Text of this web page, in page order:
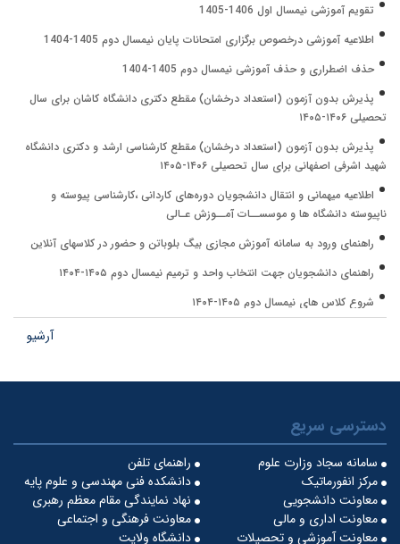
تقویم آموزشی نیمسال اول 1406-1405
اطلاعیه آموزشی درخصوص برگزاری امتحانات پایان نیمسال دوم 1405-1404
حذف اضطراری و حذف آموزشی نیمسال دوم 1405-1404
پذیرش بدون آزمون (استعداد درخشان) مقطع دکتری دانشگاه کاشان برای سال
تحصیلی ۱۴۰۶-۱۴۰۵
پذیرش بدون آزمون (استعداد درخشان) مقطع کارشناسی ارشد و دکتری دانشگاه
شهید اشرفی اصفهانی برای سال تحصیلی ۱۴۰۶-۱۴۰۵
اطلاعیه میهمانی و انتقال دانشجویان دوره‌های کاردانی ،کارشناسی پیوسته و
ناپیوسته دانشگاه ها و موسســات آمــوزش عـالی
راهنمای ورود به سامانه آموزش مجازی بیگ بلوباتن و حضور در کلاسهای آنلاین
راهنمای دانشجویان جهت انتخاب واحد و ترمیم نیمسال دوم ۱۴۰۵-۱۴۰۴
شروع کلاس های نیمسال دوم ۱۴۰۵-۱۴۰۴
فراخوان شرکت در مرحله غیرمتمرکز سی و یکمین المپیاد علمی دانشجویی کشور در
پذیرش بدون آزمون (استعداد درخشان) مقطع کارشناسی ارشد دانشگاه شیراز برای
پذیرش دانشجوی بدون آزمون استعدادهای درخشان دانشگاه ارومیه مقطع
کارشناسی ارشد سال تحصیلی ۱۴۰۶-۱۴۰۵
اطلاعیه برگزاری امتحانات مجازی پایان نیمسال اول سال ۱۴۰۵-۱۴۰۴
انتخاب واحد مقدماتی نیمسال دوم ۱۴۰۵-۱۴۰۴
پذیرش بدون آزمون (استعداد درخشان) مقطع کارشناسی ارشد دانشگاه ولایت
آرشیو
دسترسی سریع
راهنمای تلفن
سامانه سجاد وزارت علوم
دانشکده فنی مهندسی و علوم پایه
مرکز انفورماتیک
نهاد نمایندگی مقام معظم رهبری
معاونت دانشجویی
معاونت فرهنگی و اجتماعی
معاونت اداری و مالی
دانشگاه ولایت
معاونت آموزشی و تحصیلات